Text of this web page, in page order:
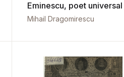
Eminescu, poet universal
Mihail Dragomirescu